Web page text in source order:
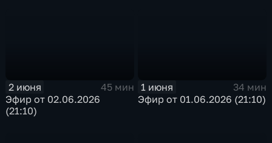
2 июня
45 мин
Эфир от 02.06.2026
(21:10)
1 июня
34 мин
Эфир от 01.06.2026 (21:10)